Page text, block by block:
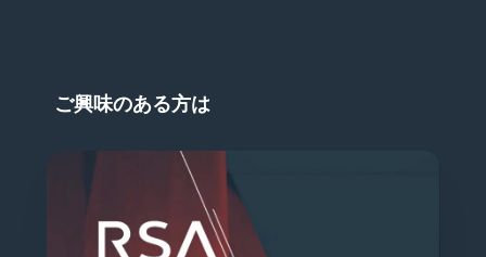
ご興味のある方は